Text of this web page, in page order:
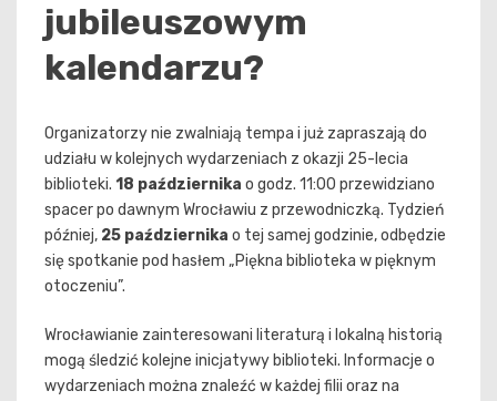
jubileuszowym
kalendarzu?
Organizatorzy nie zwalniają tempa i już zapraszają do
udziału w kolejnych wydarzeniach z okazji 25-lecia
biblioteki. 18 października o godz. 11:00 przewidziano
spacer po dawnym Wrocławiu z przewodniczką. Tydzień
później, 25 października o tej samej godzinie, odbędzie
się spotkanie pod hasłem „Piękna biblioteka w pięknym
otoczeniu”.
Wrocławianie zainteresowani literaturą i lokalną historią
mogą śledzić kolejne inicjatywy biblioteki. Informacje o
wydarzeniach można znaleźć w każdej filii oraz na